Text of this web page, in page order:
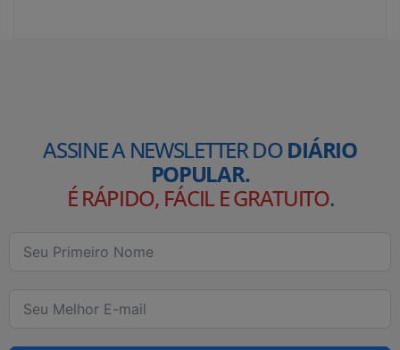
ASSINE A NEWSLETTER DODIÁRIO
POPULAR.
É RÁPIDO, FÁCIL E GRATUITO.